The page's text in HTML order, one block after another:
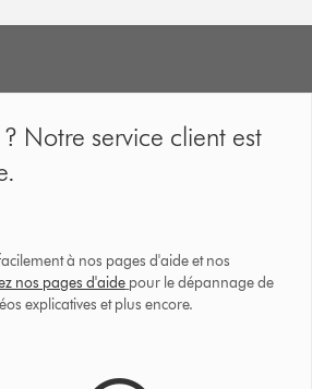
Notre service client est
à nos pages d'aide et nos
nos pages d'aide pour le dépannage de
explicatives et plus encore.